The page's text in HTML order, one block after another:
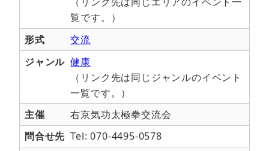
覧です。）
形式
交流
ジャンル 健康
（リンク先は同じジャンルのイベント
一覧です。）
主催
右京気功太極拳交流会
問合せ先 Tel: 070-4495-0578